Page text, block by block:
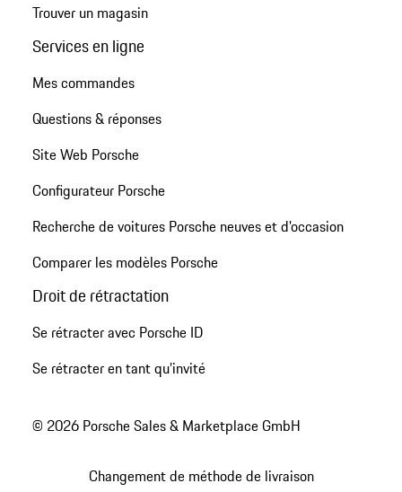
Trouver un magasin
Services en ligne
Mes commandes
Questions & réponses
Site Web Porsche
Configurateur Porsche
Recherche de voitures Porsche neuves et d'occasion
Comparer les modèles Porsche
Droit de rétractation
Se rétracter avec Porsche ID
Se rétracter en tant qu’invité
© 2026 Porsche Sales & Marketplace GmbH
Changement de méthode de livraison